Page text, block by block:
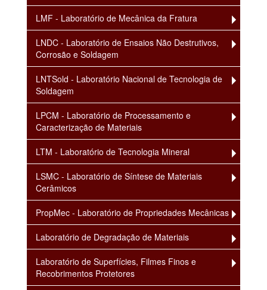
LMF - Laboratório de Mecânica da Fratura
LNDC - Laboratório de Ensaios Não Destrutivos,
Corrosão e Soldagem
LNTSold - Laboratório Nacional de Tecnologia de
Soldagem
LPCM - Laboratório de Processamento e
Caracterização de Materiais
LTM - Laboratório de Tecnologia Mineral
LSMC - Laboratório de Síntese de Materiais
Cerâmicos
PropMec - Laboratório de Propriedades Mecânicas
Laboratório de Degradação de Materiais
Laboratório de Superfícies, Filmes Finos e
Recobrimentos Protetores